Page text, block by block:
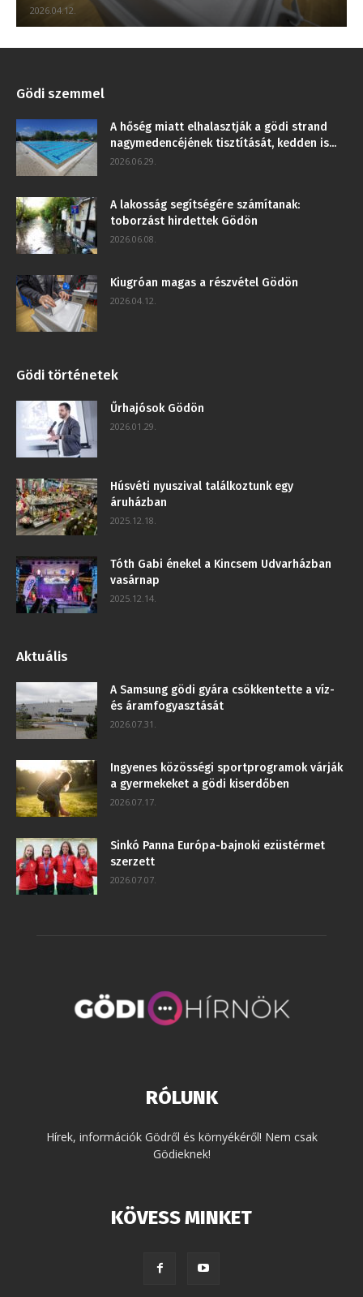
2026.04.12.
Gödi szemmel
A hőség miatt elhalasztják a gödi strand
nagymedencéjének tisztítását, kedden is...
2026.06.29.
A lakosság segítségére számítanak:
toborzást hirdettek Gödön
2026.06.08.
Kiugróan magas a részvétel Gödön
2026.04.12.
Gödi történetek
Űrhajósok Gödön
2026.01.29.
Húsvéti nyuszival találkoztunk egy
áruházban
2025.12.18.
Tóth Gabi énekel a Kincsem Udvarházban
vasárnap
2025.12.14.
Aktuális
A Samsung gödi gyára csökkentette a víz-
és áramfogyasztását
2026.07.31.
Ingyenes közösségi sportprogramok várják
a gyermekeket a gödi kiserdőben
2026.07.17.
Sinkó Panna Európa-bajnoki ezüstérmet
szerzett
2026.07.07.
RÓLUNK
Hírek, információk Gödről és környékéről! Nem csak
Gödieknek!
KÖVESS MINKET